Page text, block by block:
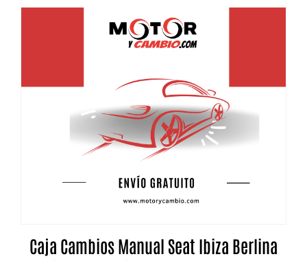
Caja Cambios Manual Seat Ibiza Berlina